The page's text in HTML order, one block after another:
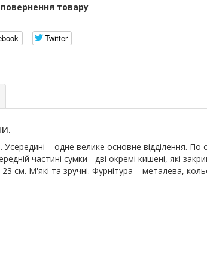
повернення товару
Twitter
– одне велике основне відділення. По
частині сумки - дві окремі кишені, які
см. М'які та зручні. Фурнітура – металева,